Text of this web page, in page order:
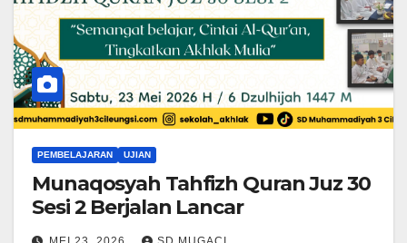
PEMBELAJARAN UJIAN
Munaqosyah Tahfizh Quran Juz 30
Sesi 2 Berjalan Lancar